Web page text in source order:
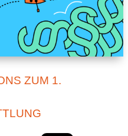
ZUM 1.